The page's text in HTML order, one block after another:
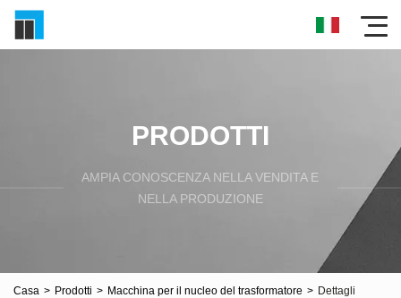
PRODOTTI
AMPIA CONOSCENZA NELLA VENDITA E
NELLA PRODUZIONE
Casa > Prodotti > Macchina per il nucleo del trasformatore > Dettagli